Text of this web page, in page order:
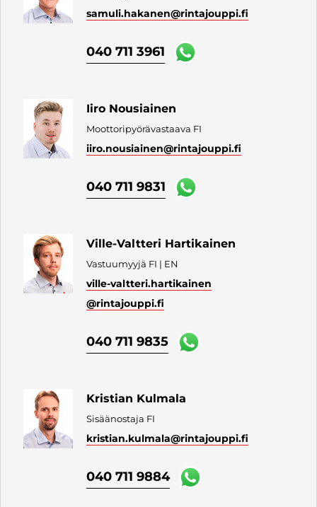
samuli.hakanen@rintajouppi.fi
040 711 3961
Iiro Nousiainen
Moottoripyörävastaava FI
iiro.nousiainen@rintajouppi.fi
040 711 9831
Ville-Valtteri Hartikainen
Vastuumyyjä FI | EN
ville-valtteri.hartikainen
@rintajouppi.fi
040 711 9835
Kristian Kulmala
Sisäänostaja FI
kristian.kulmala@rintajouppi.fi
040 711 9884